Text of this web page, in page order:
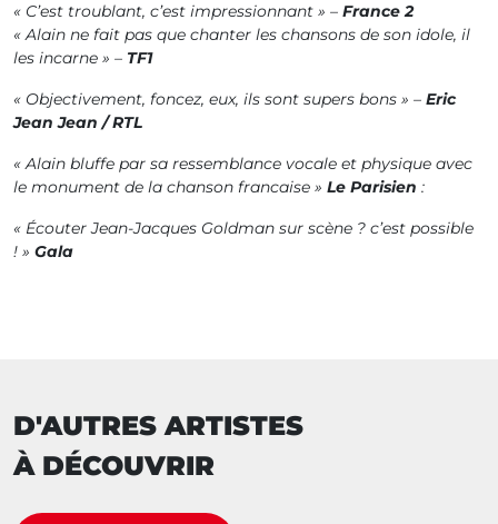
« C’est troublant, c’est impressionnant » – France 2
« Alain ne fait pas que chanter les chansons de son idole, il
les incarne » – TF1
« Objectivement, foncez, eux, ils sont supers bons » – Eric
Jean Jean / RTL
« Alain bluffe par sa ressemblance vocale et physique avec
le monument de la chanson francaise » Le Parisien :
« Écouter Jean-Jacques Goldman sur scène ? c’est possible
! » Gala
D'AUTRES ARTISTES
À DÉCOUVRIR